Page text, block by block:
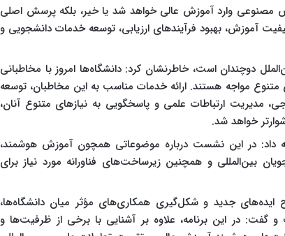
مصنوعی وارد آموزش عالی خواهد شد یا خیر، بلکه پرسش اصلی
آموزش، بهبود فرآیندهای ارزیابی، توسعه خدمات دانشجویی و
دوچندان است، خاطرنشان کرد: دانشگاه‌ها امروز با مخاطبانی
مواجه هستند. ارائه خدمات مناسب به این مخاطبان، توسعه
مدیریت ارتباطات علمی و پاسخگویی به نیازهای متنوع آنان،
خواهد شد.
داد: در این نشست درباره موضوعاتی همچون آموزش هوشمند،
بین‌المللی و همچنین زیرساخت‌های فناورانه مورد نیاز برای
جدید و شکل‌گیری همکاری‌های مؤثر میان دانشگاه‌ها،
گفت: در این برنامه، علاوه بر آشنایی با برخی از ظرفیت‌ها و